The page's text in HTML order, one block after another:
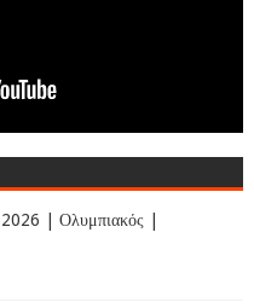
| Ολυμπιακός |